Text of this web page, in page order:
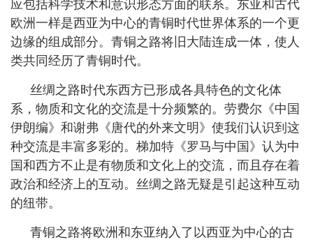
应包括科学技术和意识形态方面的联系。东亚和古代
欧洲一样是西亚为中心的青铜时代世界体系的一个更
边缘的组成部分。青铜之路将旧大陆连成一体，使人
类共同经历了青铜时代。
丝绸之路时代东西方已形成各具特色的文化体
系，物质和文化的交流是十分频繁的。劳费尔《中国
伊朗编》和谢弗《唐代的外来文明》使我们认识到这
种交流是丰富多彩的。梯加特《罗马与中国》认为中
国和西方不止是有物质和文化上的交流，而且存在着
政治和经济上的互动。丝绸之路无疑是引起这种互动
的纽带。
青铜之路将欧洲和东亚纳入了以西亚为中心的古